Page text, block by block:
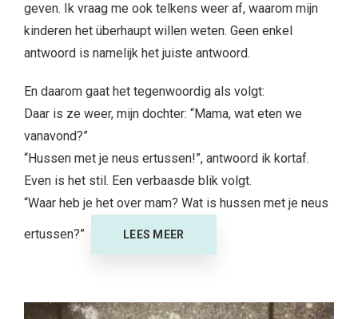
geven. Ik vraag me ook telkens weer af, waarom mijn
kinderen het überhaupt willen weten. Geen enkel
antwoord is namelijk het juiste antwoord.
En daarom gaat het tegenwoordig als volgt:
Daar is ze weer, mijn dochter: “Mama, wat eten we
vanavond?”
“Hussen met je neus ertussen!”, antwoord ik kortaf.
Even is het stil. Een verbaasde blik volgt.
“Waar heb je het over mam? Wat is hussen met je neus
ertussen?” LEES MEER